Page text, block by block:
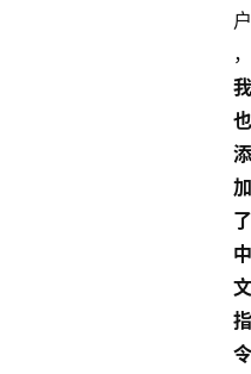
户
，
我
也
添
加
了
中
文
指
令